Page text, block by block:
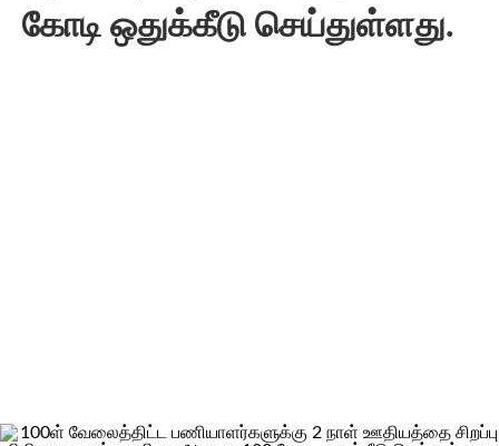
கோடி ஒதுக்கீடு செய்துள்ளது.